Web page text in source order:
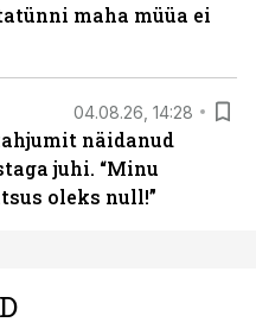
maha müüa ei
04.08.26, 14:28
näidanud
juhi. “Minu
oleks null!”